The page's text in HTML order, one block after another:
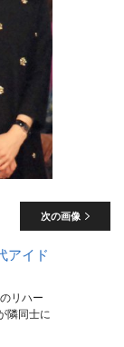
次の画像
アイド
リハー
隣同士に